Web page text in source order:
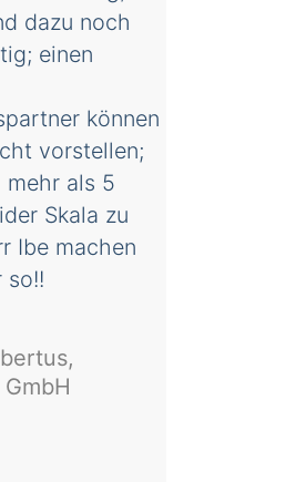
dazu noch
einen
können
vorstellen;
als 5
Skala zu
Ibe machen
so!!